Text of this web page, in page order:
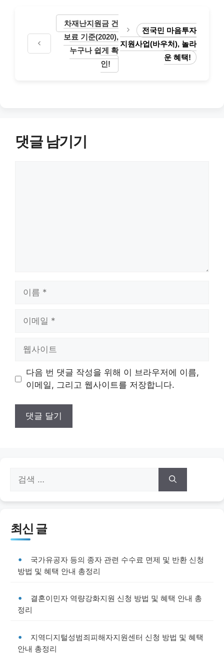
차재난지원금 건
보료 기준(2020),
누구나 쉽게 확
인!
전국민 마음투자
지원사업(바우처), 놀라
운 혜택!
댓글 남기기
트
다음 번 댓글 작성을 위해 이 브라우저에 이름,
이메일, 그리고 웹사이트를 저장합니다.
색:
최신 글
국가유공자 등의 종자 관련 수수료 면제 및 반환 신청
방법 및 혜택 안내 총정리
결혼이민자 역량강화지원 신청 방법 및 혜택 안내 총
정리
지역디지털성범죄피해자지원센터 신청 방법 및 혜택
안내 총정리